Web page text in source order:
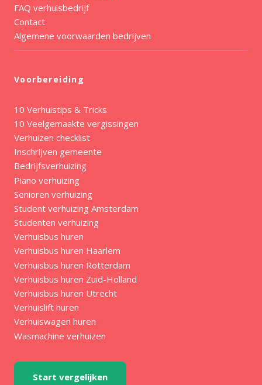
FAQ verhuisbedrijf
Contact
Algemene voorwaarden bedrijven
Voorbereiding
10 Verhuistips & Tricks
10 Veelgemaakte vergissingen
Verhuizen checklist
Inschrijven gemeente
Bedrijfsverhuizing
Piano verhuizing
Senioren verhuizing
Student verhuizing Amsterdam
Studenten verhuizing
Verhuisbus huren
Verhuisbus huren Haarlem
Verhuisbus huren Rotterdam
Verhuisbus huren Zuid-Holland
Verhuisbus huren Utrecht
Verhuislift huren
Verhuiswagen huren
Wasmachine verhuizen
Start vergelijken